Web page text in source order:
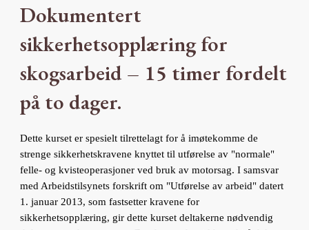
Dokumentert
sikkerhetsopplæring for
skogsarbeid – 15 timer fordelt
på to dager.
Dette kurset er spesielt tilrettelagt for å imøtekomme de
strenge sikkerhetskravene knyttet til utførelse av "normale"
felle- og kvisteoperasjoner ved bruk av motorsag. I samsvar
med Arbeidstilsynets forskrift om "Utførelse av arbeid" datert
1. januar 2013, som fastsetter kravene for
sikkerhetsopplæring, gir dette kurset deltakerne nødvendig